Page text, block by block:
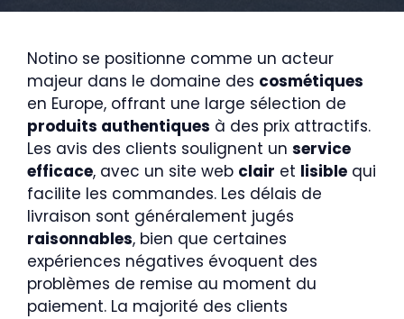
Notino se positionne comme un acteur
majeur dans le domaine des cosmétiques
en Europe, offrant une large sélection de
produits authentiques à des prix attractifs.
Les avis des clients soulignent un service
efficace, avec un site web clair et lisible qui
facilite les commandes. Les délais de
livraison sont généralement jugés
raisonnables, bien que certaines
expériences négatives évoquent des
problèmes de remise au moment du
paiement. La majorité des clients